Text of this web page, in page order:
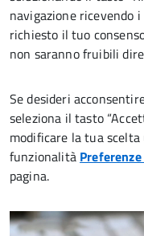
navigazione ricevendo
richiesto il tuo
non saranno fruibili
Se desideri
seleziona il tasto
modificare la tua
funzionalità
pagina.